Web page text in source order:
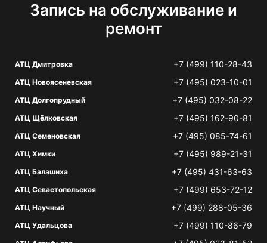
Запись на обслуживание и
ремонт
АТЦ Дмитровка +7 (499) 110-28-43
АТЦ Новоясеневская +7 (495) 023-10-01
АТЦ Долгопрудный +7 (495) 032-08-22
АТЦ Щёлковская +7 (495) 162-90-81
АТЦ Семеновская +7 (495) 085-74-61
АТЦ Химки +7 (495) 989-21-31
АТЦ Балашиха +7 (495) 431-63-63
АТЦ Севастопольская +7 (499) 653-72-12
АТЦ Научный +7 (499) 288-05-36
АТЦ Удальцова +7 (499) 110-86-79